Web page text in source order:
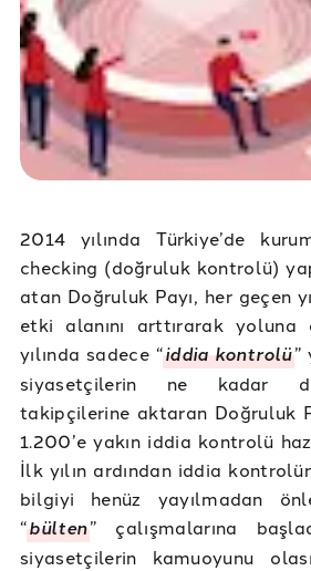
2014 yılında Türkiye’de
checking (doğruluk kontrolü)
atan Doğruluk Payı, her geçen
etki alanını arttırarak
yılında sadece “iddia kontrolü”
siyasetçilerin ne kadar
takipçilerine aktaran Doğruluk
1.200’e yakın iddia kontrolü
İlk yılın ardından iddia
bilgiyi henüz yayılmadan
“bülten” çalışmalarına
siyasetçilerin kamuoyunu